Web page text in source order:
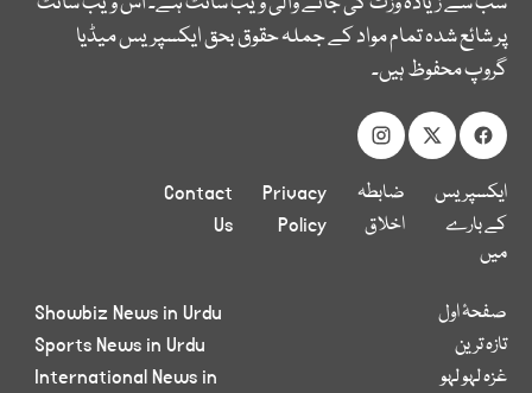
پر شائع شدہ تمام مواد کے جملہ حقوق بحق ایکسپریس میڈیا
گروپ محفوظ ہیں۔
ایکسپریس
کے بارے
میں
ضابطہ
اخلاق
Privacy
Policy
Contact
Us
صفحۂ اول
تازہ ترین
غزہ لہو لہو
Showbiz News in Urdu
Sports News in Urdu
International News in